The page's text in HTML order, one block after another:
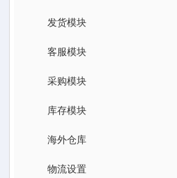
发货模块
客服模块
采购模块
库存模块
海外仓库
物流设置